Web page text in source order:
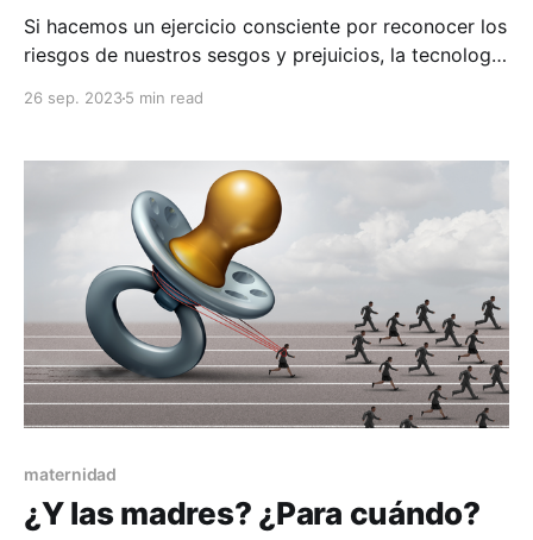
Si hacemos un ejercicio consciente por reconocer los
riesgos de nuestros sesgos y prejuicios, la tecnología
Chat GPT se integró en las rutinas diarias de miles de
Inteligencia Artificial (IA). En el mundo
26 sep. 20235 min read
maternidad
¿Y las madres? ¿Para cuándo?